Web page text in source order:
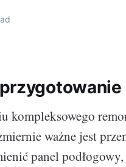
kompleksowego
ważne jest
panel